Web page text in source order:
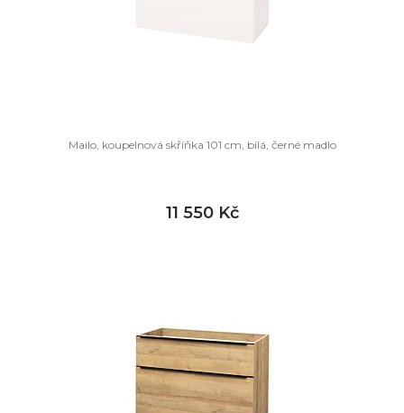
Mailo, koupelnová skříňka 101 cm, bílá, černé madlo
11 550 Kč